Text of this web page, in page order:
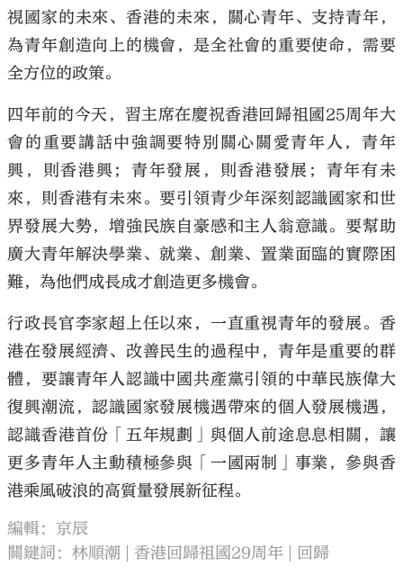
視國家的未來、香港的未來，關心青年、支持青年，
為青年創造向上的機會，是全社會的重要使命，需要
全方位的政策。
四年前的今天，習主席在慶祝香港回歸祖國25周年大
會的重要講話中強調要特別關心關愛青年人，青年
興，則香港興；青年發展，則香港發展；青年有未
來，則香港有未來。要引領青少年深刻認識國家和世
界發展大勢，增強民族自豪感和主人翁意識。要幫助
廣大青年解決學業、就業、創業、置業面臨的實際困
難，為他們成長成才創造更多機會。
行政長官李家超上任以來，一直重視青年的發展。香
港在發展經濟、改善民生的過程中，青年是重要的群
體，要讓青年人認識中國共產黨引領的中華民族偉大
復興潮流，認識國家發展機遇帶來的個人發展機遇，
認識香港首份「五年規劃」與個人前途息息相關，讓
更多青年人主動積極參與「一國兩制」事業，參與香
港乘風破浪的高質量發展新征程。
編輯：京辰
關鍵詞：林順潮 香港回歸祖國29周年 回歸